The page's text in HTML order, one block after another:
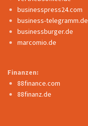
businesspress24.com
business-telegramm.de
businessburger.de
marcomio.de
Finanzen:
88finance.com
88finanz.de